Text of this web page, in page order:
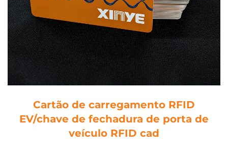
Cartão de carregamento RFID
EV/chave de fechadura de porta de
veículo RFID cad